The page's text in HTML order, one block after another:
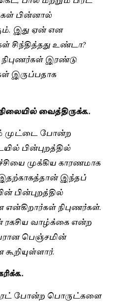
பின்னால்
இது ஏன் என
சிந்தித்தது உண்டா?
இரண்டு
இருப்பதாக
வைத்திருக்க..
முட்டை போன்ற
பின்புறத்தில்
முக்கிய காரணமாக
இதற்காகத்தான் இந்தப்
பின்புறத்தில்
நிபுணர்கள்.
வாழ்க்கை என்ற
பெஞ்சமின்
போன்ற பொருட்களை